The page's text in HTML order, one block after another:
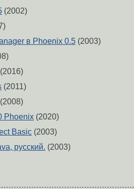
(2002)
в Phoenix 0.5 (2003)
(2016)
(2011)
(2008)
Phoenix (2020)
Basic (2003)
русский. (2003)